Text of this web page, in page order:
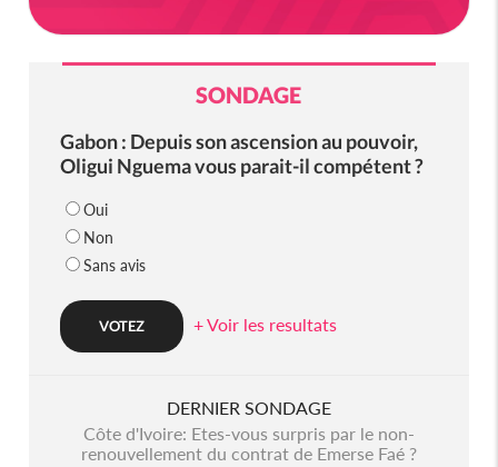
SONDAGE
Gabon : Depuis son ascension au pouvoir,
Oligui Nguema vous parait-il compétent ?
Oui
Non
Sans avis
+ Voir les resultats
DERNIER SONDAGE
Côte d'Ivoire: Etes-vous surpris par le non-
renouvellement du contrat de Emerse Faé ?